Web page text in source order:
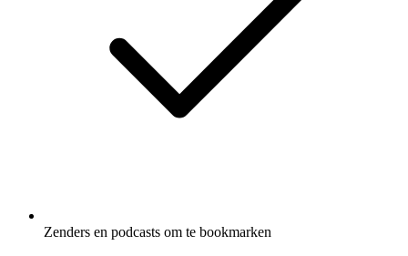
Zenders en podcasts om te bookmarken